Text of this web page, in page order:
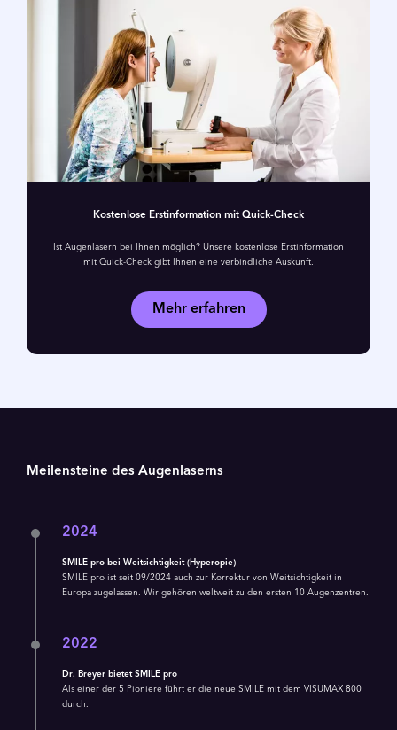
Kostenlose Erstinformation mit Quick-Check
Ist Augenlasern bei Ihnen möglich? Unsere kostenlose Erstinformation
mit Quick-Check gibt Ihnen eine verbindliche Auskunft.
Mehr erfahren
Meilensteine des Augenlaserns
2024
SMILE pro bei Weitsichtigkeit (Hyperopie)
SMILE pro ist seit 09/2024 auch zur Korrektur von Weitsichtigkeit in
Europa zugelassen. Wir gehören weltweit zu den ersten 10 Augenzentren.
2022
Dr. Breyer bietet SMILE pro
Als einer der 5 Pioniere führt er die neue SMILE mit dem VISUMAX 800
durch.